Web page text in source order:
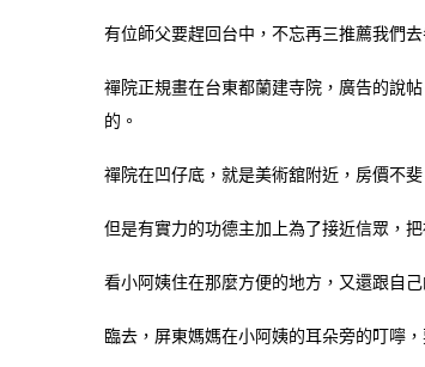
有位師父要趕回台中，不忘再三推薦我們
禪院正規畫在台東都蘭建寺院，廣告的說
的。
禪院在凹仔底，就是美術舘附近，房價不斐
但是有實力的功德主加上為了接近信眾，
看小阿姨住在那麼方便的地方，又還跟自
臨去，屏東媽媽在小阿姨的耳朵旁的叮嚀，